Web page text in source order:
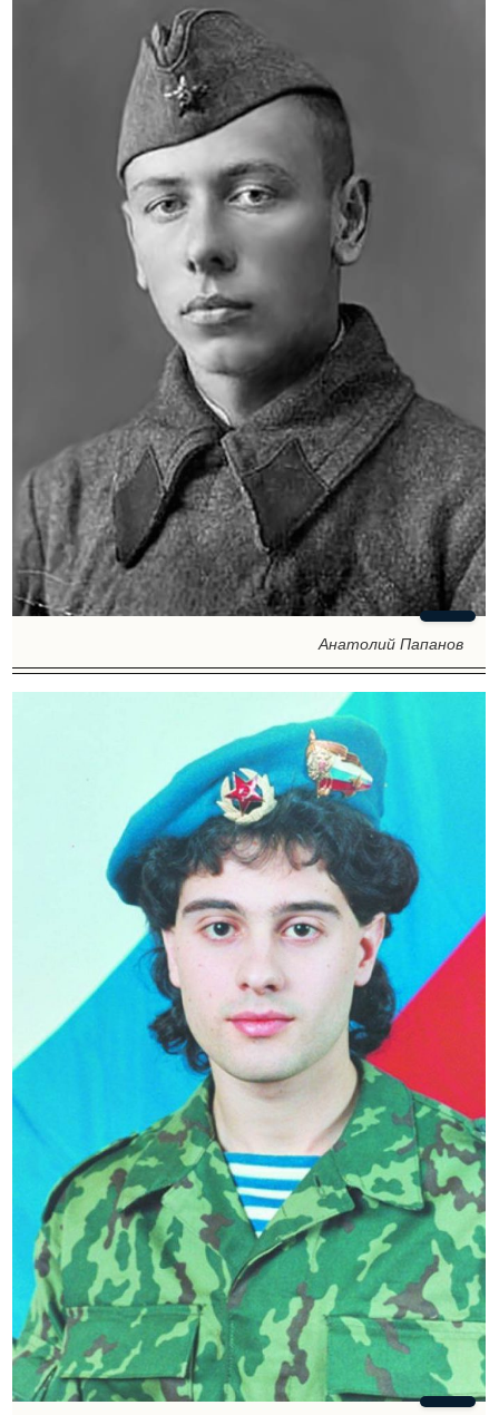
Анатолий Папанов